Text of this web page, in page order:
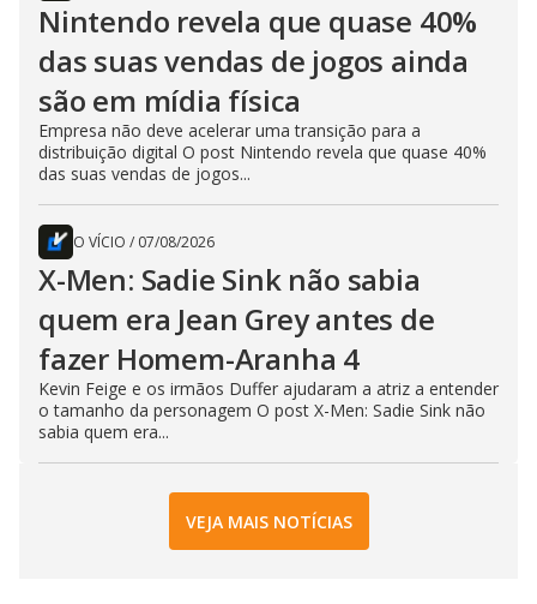
Nintendo revela que quase 40%
das suas vendas de jogos ainda
são em mídia física
Empresa não deve acelerar uma transição para a
distribuição digital O post Nintendo revela que quase 40%
das suas vendas de jogos...
O VÍCIO / 07/08/2026
X-Men: Sadie Sink não sabia
quem era Jean Grey antes de
fazer Homem-Aranha 4
Kevin Feige e os irmãos Duffer ajudaram a atriz a entender
o tamanho da personagem O post X-Men: Sadie Sink não
sabia quem era...
VEJA MAIS NOTÍCIAS